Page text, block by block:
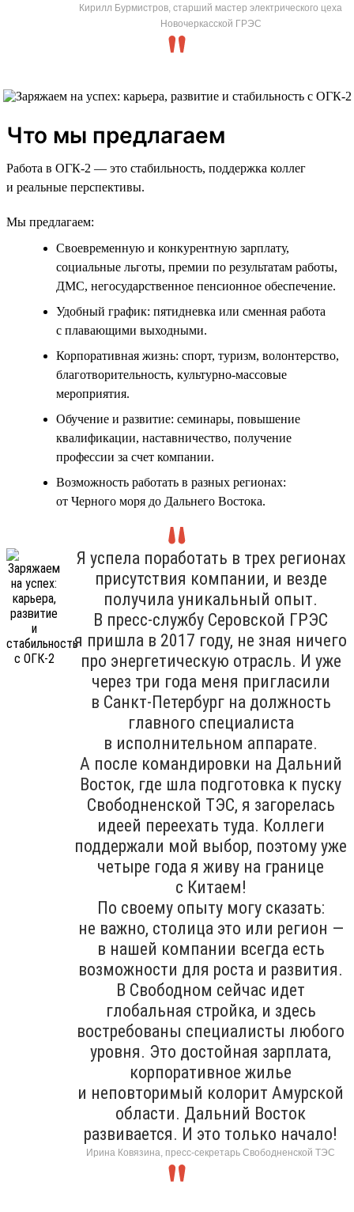
Кирилл Бурмистров, старший мастер электрического цеха
Новочеркасской ГРЭС
Что мы предлагаем
Работа в ОГК-2 — это стабильность, поддержка коллег
и реальные перспективы.
Мы предлагаем:
Своевременную и конкурентную зарплату,
социальные льготы, премии по результатам работы,
ДМС, негосударственное пенсионное обеспечение.
Удобный график: пятидневка или сменная работа
с плавающими выходными.
Корпоративная жизнь: спорт, туризм, волонтерство,
благотворительность, культурно-массовые
мероприятия.
Обучение и развитие: семинары, повышение
квалификации, наставничество, получение
профессии за счет компании.
Возможность работать в разных регионах:
от Черного моря до Дальнего Востока.
Я успела поработать в трех регионах
присутствия компании, и везде
получила уникальный опыт.
В пресс-службу Серовской ГРЭС
я пришла в 2017 году, не зная ничего
про энергетическую отрасль. И уже
через три года меня пригласили
в Санкт-Петербург на должность
главного специалиста
в исполнительном аппарате.
А после командировки на Дальний
Восток, где шла подготовка к пуску
Свободненской ТЭС, я загорелась
идеей переехать туда. Коллеги
поддержали мой выбор, поэтому уже
четыре года я живу на границе
с Китаем!
По своему опыту могу сказать:
не важно, столица это или регион —
в нашей компании всегда есть
возможности для роста и развития.
В Свободном сейчас идет
глобальная стройка, и здесь
востребованы специалисты любого
уровня. Это достойная зарплата,
корпоративное жилье
и неповторимый колорит Амурской
области. Дальний Восток
развивается. И это только начало!
Ирина Ковязина, пресс-секретарь Свободненской ТЭС